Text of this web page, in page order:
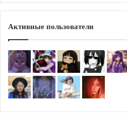
Активные пользователи